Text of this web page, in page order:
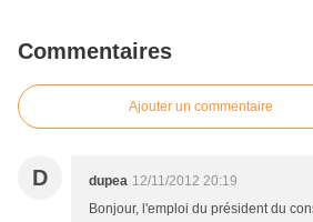
Commentaires
Ajouter un commentaire
D dupea 12/11/2012 20:19
Bonjour, l'emploi du président du